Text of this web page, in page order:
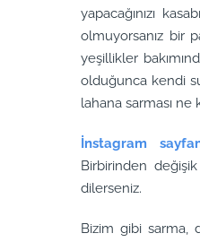
yapacağınızı
olmuyorsanız bir
yeşillikler
olduğunca kendi
lahana sarması ne
İnstagram
Birbirinden
dilerseniz.
Bizim gibi sarma,